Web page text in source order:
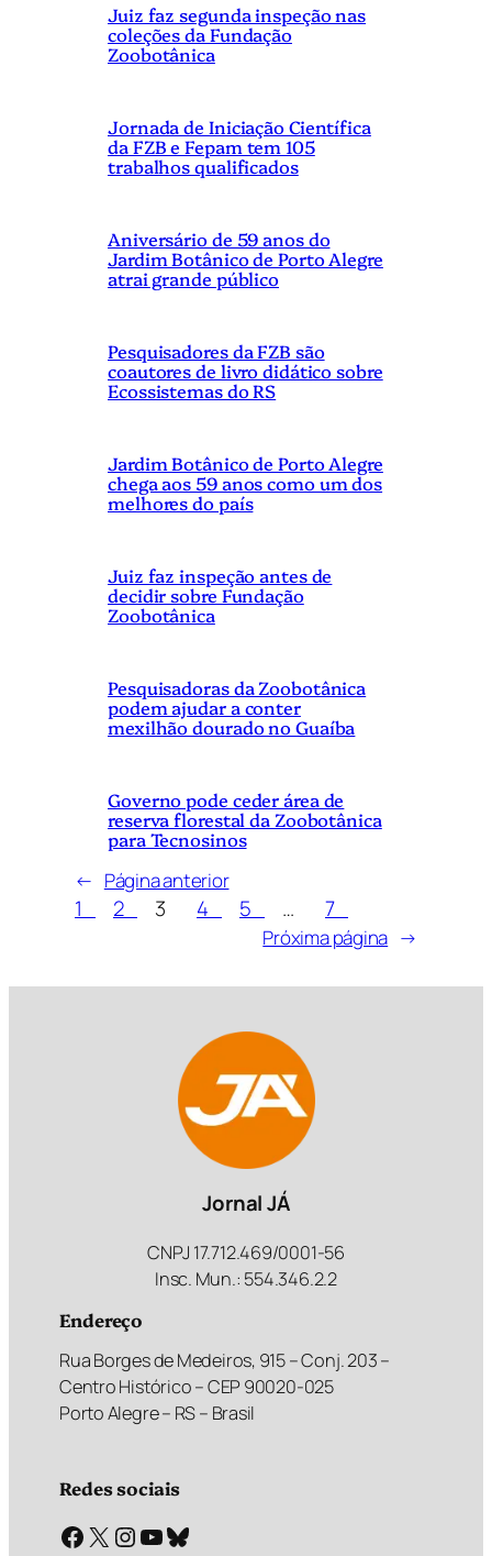
Juiz faz segunda inspeção nas
coleções da Fundação
Zoobotânica
Jornada de Iniciação Científica
da FZB e Fepam tem 105
trabalhos qualificados
Aniversário de 59 anos do
Jardim Botânico de Porto Alegre
atrai grande público
Pesquisadores da FZB são
coautores de livro didático sobre
Ecossistemas do RS
Jardim Botânico de Porto Alegre
chega aos 59 anos como um dos
melhores do país
Juiz faz inspeção antes de
decidir sobre Fundação
Zoobotânica
Pesquisadoras da Zoobotânica
podem ajudar a conter
mexilhão dourado no Guaíba
Governo pode ceder área de
reserva florestal da Zoobotânica
para Tecnosinos
← Página anterior
1 2 3 4 5 … 7
Próxima página →
Jornal JÁ
CNPJ 17.712.469/0001-56
Insc. Mun.: 554.346.2.2
Endereço
Rua Borges de Medeiros, 915 – Conj. 203 –
Centro Histórico – CEP 90020-025
Porto Alegre – RS – Brasil
Redes sociais
Facebook X Instagram Youtube Bluesky